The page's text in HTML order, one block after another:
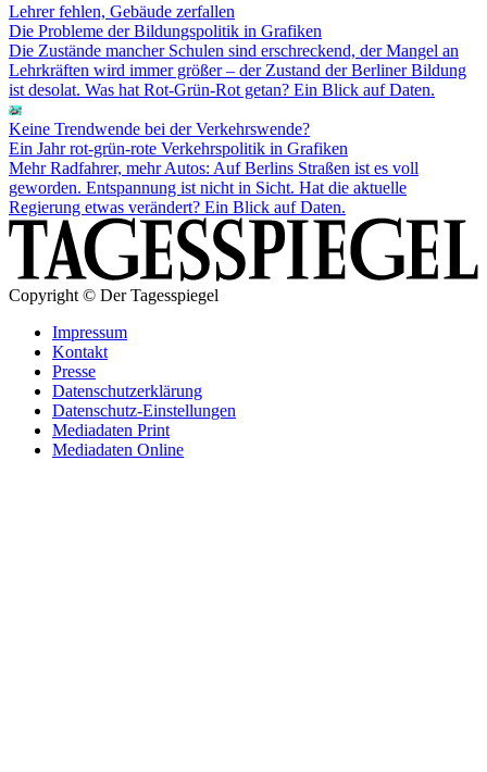
Lehrer fehlen, Gebäude zerfallen
Die Probleme der Bildungspolitik in Grafiken
Die Zustände mancher Schulen sind erschreckend, der Mangel an
Lehrkräften wird immer größer – der Zustand der Berliner Bildung
ist desolat. Was hat Rot-Grün-Rot getan? Ein Blick auf Daten.
Keine Trendwende bei der Verkehrswende?
Ein Jahr rot-grün-rote Verkehrspolitik in Grafiken
Mehr Radfahrer, mehr Autos: Auf Berlins Straßen ist es voll
geworden. Entspannung ist nicht in Sicht. Hat die aktuelle
Regierung etwas verändert? Ein Blick auf Daten.
Copyright © Der Tagesspiegel
Impressum
Kontakt
Presse
Datenschutzerklärung
Datenschutz-Einstellungen
Mediadaten Print
Mediadaten Online